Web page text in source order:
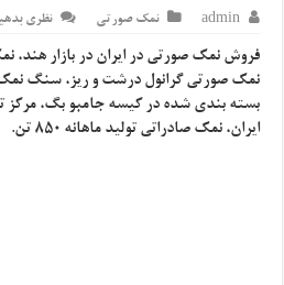
admin نمک صورتی نظری
فروش نمک صورتی در ایران در بازار هند،
نمک صورتی گرانول درشت و ریز، سنگ
بسته بندی شده در کیسه جامبو بگ، مرکز
ایران، نمک صادراتی تولید ماهانه 850 تن.